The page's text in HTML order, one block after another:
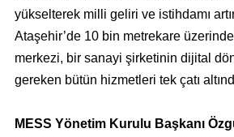
yükselterek milli geliri ve istihdamı
Ataşehir’de 10 bin metrekare
merkezi, bir sanayi şirketinin dijital
gereken bütün hizmetleri tek çatı
MESS Yönetim Kurulu Başkanı